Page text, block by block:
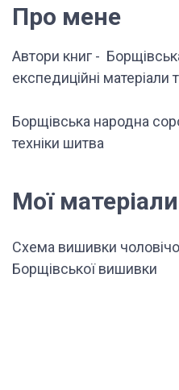
Про мене
Автори книг -
Борщівська народна
техніки шитва
Мої матеріали
Схема вишивки
Борщівської вишивки